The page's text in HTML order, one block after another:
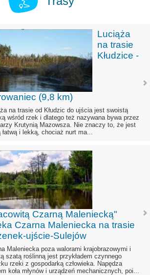
Luciąża
na trasie
Kłudzice -
(9,8 km)
na trasie od Kłudzic do ujścia jest swoistą
wśród rzek i dlatego też nazywana bywa przez
Krutynią Mazowsza. Nie znaczy to, że jest
łatwą i lekką, chociaż nurt ma...
Czarną Maleniecką"
Czarna Maleniecka na trasie
ujście-Sulejów
Maleniecka poza walorami krajobrazowymi i
szatą roślinną jest przykładem czynnego
rzeki z gospodarką człowieka. Napędza
koła młynów i urządzeń mechanicznych, poi...